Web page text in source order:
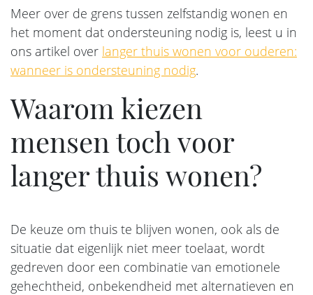
Meer over de grens tussen zelfstandig wonen en
het moment dat ondersteuning nodig is, leest u in
ons artikel over langer thuis wonen voor ouderen:
wanneer is ondersteuning nodig.
Waarom kiezen
mensen toch voor
langer thuis wonen?
De keuze om thuis te blijven wonen, ook als de
situatie dat eigenlijk niet meer toelaat, wordt
gedreven door een combinatie van emotionele
gehechtheid, onbekendheid met alternatieven en